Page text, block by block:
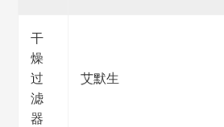
干
燥
过
滤
器
艾默生